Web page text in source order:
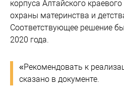
корпуса Алтайского
охраны материнства и
Соответствующее решение
2020 года.
«Рекомендовать к
сказано в документе.